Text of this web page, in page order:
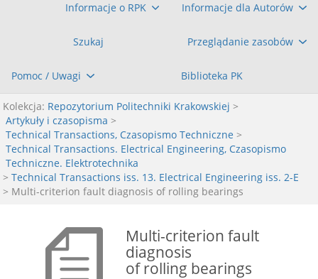
Informacje o RPK Informacje dla Autorów
Szukaj Przeglądanie zasobów
Pomoc / Uwagi Biblioteka PK
Kolekcja: Repozytorium Politechniki Krakowskiej >
Artykuły i czasopisma >
Technical Transactions, Czasopismo Techniczne >
Technical Transactions. Electrical Engineering, Czasopismo
Techniczne. Elektrotechnika
> Technical Transactions iss. 13. Electrical Engineering iss. 2-E
> Multi-criterion fault diagnosis of rolling bearings
Multi-criterion fault
diagnosis
of rolling bearings